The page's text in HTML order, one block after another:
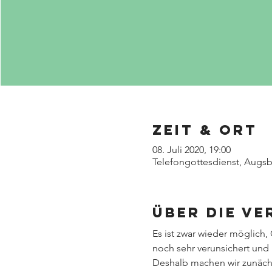
Zeit & Ort
08. Juli 2020, 19:00
Telefongottesdienst,
Über die
Es ist zwar wieder
noch sehr verunsichert
Deshalb machen wir